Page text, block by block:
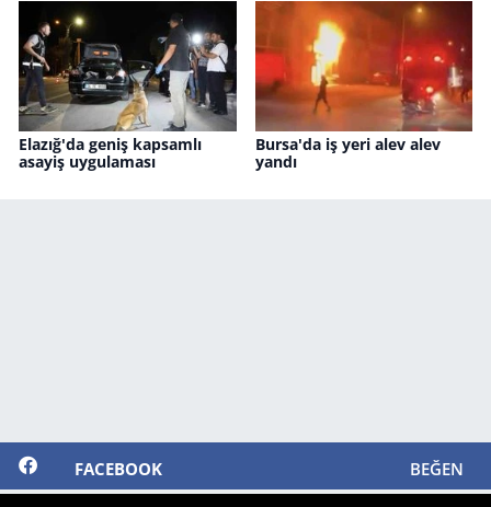
Elazığ'da geniş kapsamlı
asayiş uygulaması
Bursa'da iş yeri alev alev
yandı
FACEBOOK BEĞEN